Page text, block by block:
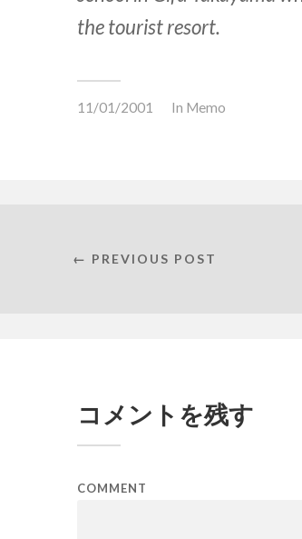
the tourist resort.
11/01/2001 In Memo
← PREVIOUS POST
コメントを残す
COMMENT